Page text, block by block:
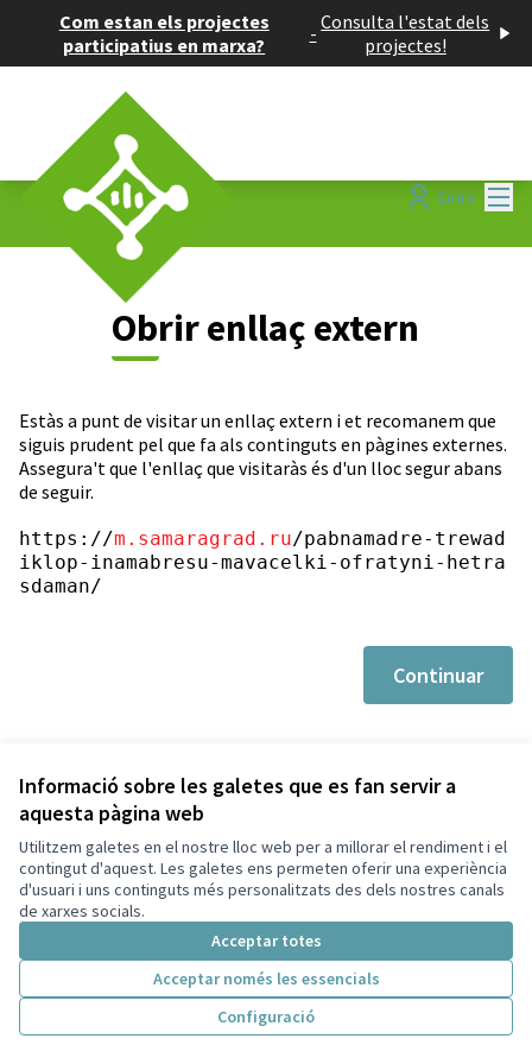
Informació sobre les galetes que es fan servir a
aquesta pàgina web
Utilitzem galetes en el nostre lloc web per a millorar el rendiment i el
contingut d'aquest. Les galetes ens permeten oferir una experiència
d'usuari i uns continguts més personalitzats des dels nostres canals
de xarxes socials.
Acceptar totes
Acceptar només les essencials
Configuració
Com estan els projectes
participatius en marxa?
- Consulta l'estat dels
projectes!
Entra
Obrir enllaç extern
Estàs a punt de visitar un enllaç extern i et recomanem que
siguis prudent pel que fa als continguts en pàgines externes.
Assegura't que l'enllaç que visitaràs és d'un lloc segur abans
de seguir.
https://m.samaragrad.ru/pabnamadre-trewad
iklop-inamabresu-mavacelki-ofratyni-hetra
sdaman/
Continuar
Termes i condicions d'ús
Configuració de les galetes
Decidim Sant Cugat a X
(Enllaç extern)
Decidim Sant Cugat a Facebook
Decidim Sant Cugat a Instagram
Decidim Sant Cugat a GitHub
(Enllaç extern)
Web creada ambprogramari lliure .
Amb
(Enllaç